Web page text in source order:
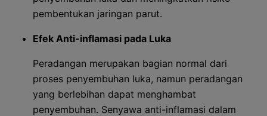
pembentukan jaringan parut.
Efek Anti-inflamasi pada Luka
Peradangan merupakan bagian normal dari
proses penyembuhan luka, namun peradangan
yang berlebihan dapat menghambat
penyembuhan. Senyawa anti-inflamasi dalam